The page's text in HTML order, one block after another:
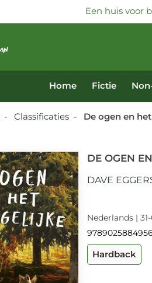
Een huis voor
Home Fictie
- Classificaties - De ogen en
DE OGEN
DAVE
Nederlands |
9789025884956
Hardback